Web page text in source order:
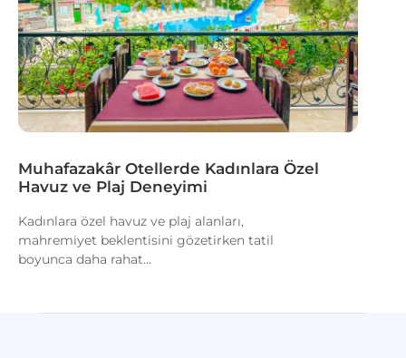
Muhafazakâr Otellerde Kadınlara Özel
Havuz ve Plaj Deneyimi
Kadınlara özel havuz ve plaj alanları,
mahremiyet beklentisini gözetirken tatil
boyunca daha rahat...